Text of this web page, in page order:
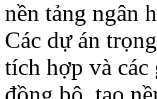
nền tảng ngân
Các dự án
tích hợp và